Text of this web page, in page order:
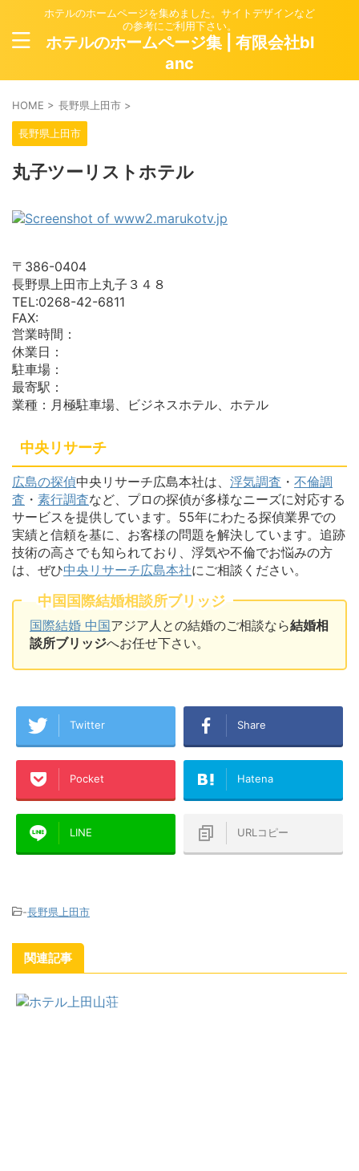
ホテルのホームページを集めました。サイトデザインなど
の参考にご利用下さい。
ホテルのホームページ集 | 有限会社bl
anc
HOME > 長野県上田市 >
長野県上田市
丸子ツーリストホテル
〒386-0404
長野県上田市上丸子３４８
TEL:0268-42-6811
FAX:
営業時間：
休業日：
駐車場：
最寄駅：
業種：月極駐車場、ビジネスホテル、ホテル
中央リサーチ
広島の探偵中央リサーチ広島本社は、 浮気調査 ・ 不倫調
査 ・ 素行調査など、プロの探偵が多様なニーズに対応する
サービスを提供しています。55年にわたる探偵業界での
実績と信頼を基に、お客様の問題を解決しています。追跡
技術の高さでも知られており、浮気や不倫でお悩みの方
は、ぜひ中央リサーチ広島本社にご相談ください。
中国国際結婚相談所ブリッジ
国際結婚 中国アジア人との結婚のご相談なら結婚相
談所ブリッジへお任せ下さい。
Twitter Share
Pocket Hatena
LINE URLコピー
-長野県上田市
関連記事